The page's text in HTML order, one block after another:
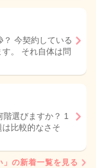
今契約している
。 それ自体は問
選びますか？ 1
比較的なさそ
」の新着一覧を見る